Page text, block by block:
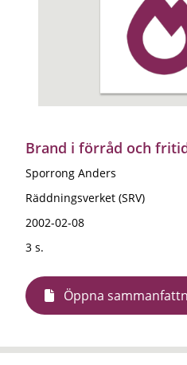
Brand i förråd och
Sporrong Anders
Räddningsverket (SRV)
2002-02-08
3 s.
Öppna